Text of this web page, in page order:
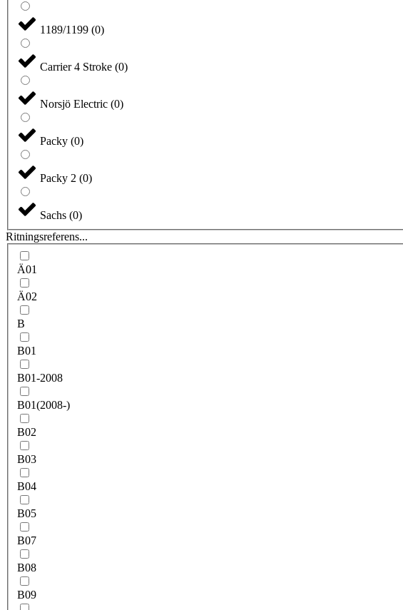
1189/1199 (0)
Carrier 4 Stroke (0)
Norsjö Electric (0)
Packy (0)
Packy 2 (0)
Sachs (0)
Ritningsreferens...
Ä01
Ä02
B
B01
B01-2008
B01(2008-)
B02
B03
B04
B05
B07
B08
B09